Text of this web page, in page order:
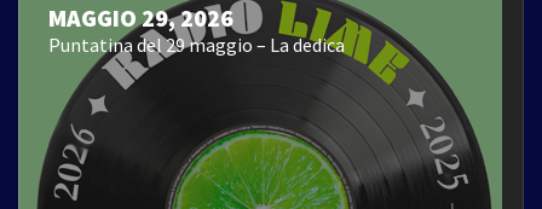
MAGGIO 29, 2026
Puntatina del 29 maggio – La dedica